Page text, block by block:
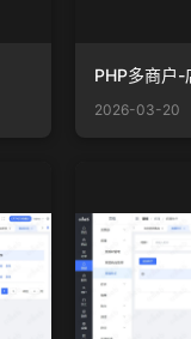
PHP多商户
2026-03-20